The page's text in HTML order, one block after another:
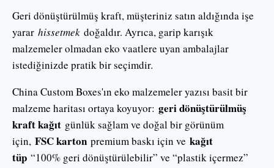
Geri dönüştürülmüş kraft, müşteriniz satın aldığında işe
yarar hissetmek doğaldır. Ayrıca, garip karışık
malzemeler olmadan eko vaatlere uyan ambalajlar
istediğinizde pratik bir seçimdir.
China Custom Boxes'ın eko malzemeler yazısı basit bir
malzeme haritası ortaya koyuyor: geri dönüştürülmüş
kraft kağıt günlük sağlam ve doğal bir görünüm
için, FSC karton premium baskı için ve kağıt
tüp “100% geri dönüştürülebilir” ve “plastik içermez”